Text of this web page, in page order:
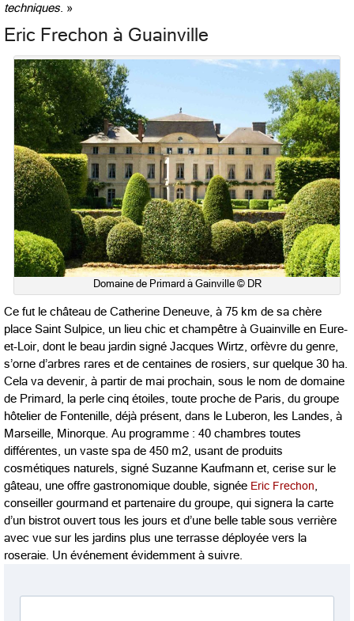
techniques . »
Eric Frechon à Guainville
Domaine de Primard à Gainville © DR
Ce fut le château de Catherine Deneuve, à 75 km de sa chère
place Saint Sulpice, un lieu chic et champêtre à Guainville en Eure-
et-Loir, dont le beau jardin signé Jacques Wirtz, orfèvre du genre,
s’orne d’arbres rares et de centaines de rosiers, sur quelque 30 ha.
Cela va devenir, à partir de mai prochain, sous le nom de domaine
de Primard, la perle cinq étoiles, toute proche de Paris, du groupe
hôtelier de Fontenille, déjà présent, dans le Luberon, les Landes, à
Marseille, Minorque. Au programme : 40 chambres toutes
différentes, un vaste spa de 450 m2, usant de produits
cosmétiques naturels, signé Suzanne Kaufmann et, cerise sur le
gâteau, une offre gastronomique double, signée Eric Frechon
conseiller gourmand et partenaire du groupe, qui signera la carte
d’un bistrot ouvert tous les jours et d’une belle table sous verrière
avec vue sur les jardins plus une terrasse déployée vers la
roseraie. Un événement évidemment à suivre.